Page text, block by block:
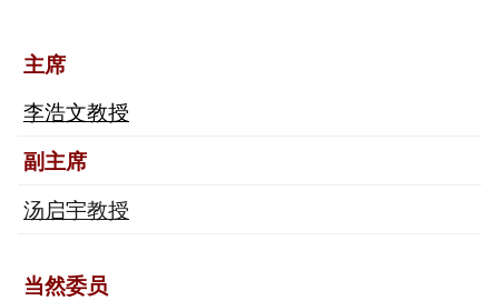
主席
李浩文教授
副主席
汤启宇教授
当然委员